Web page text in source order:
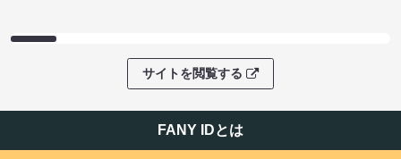
サイトを閲覧する
FANY IDとは